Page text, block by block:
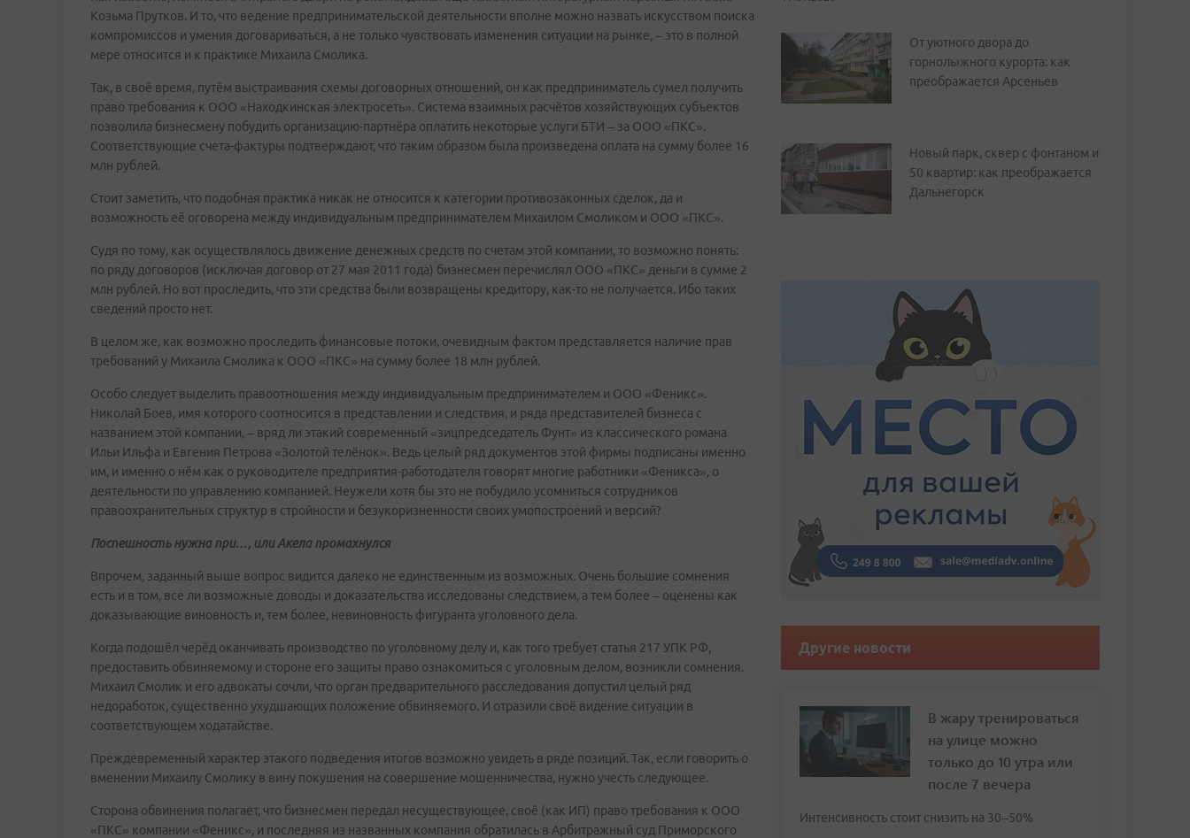
Козьма Прутков. И то, что ведение предпринимательской деятельности вполне можно назвать искусством поиска
компромиссов и умения договариваться, а не только чувствовать изменения ситуации на рынке, – это в полной
мере относится и к практике Михаила Смолика.
Так, в своё время, путём выстраивания схемы договорных отношений, он как предприниматель сумел получить
право требования к ООО «Находкинская электросеть». Система взаимных расчётов хозяйствующих субъектов
позволила бизнесмену побудить организацию-партнёра оплатить некоторые услуги БТИ – за ООО «ПКС».
Соответствующие счета-фактуры подтверждают, что таким образом была произведена оплата на сумму более 16
млн рублей.
Стоит заметить, что подобная практика никак не относится к категории противозаконных сделок, да и
возможность её оговорена между индивидуальным предпринимателем Михаилом Смоликом и ООО «ПКС».
Судя по тому, как осуществлялось движение денежных средств по счетам этой компании, то возможно понять:
по ряду договоров (исключая договор от 27 мая 2011 года) бизнесмен перечислял ООО «ПКС» деньги в сумме 2
млн рублей. Но вот проследить, что эти средства были возвращены кредитору, как-то не получается. Ибо таких
сведений просто нет.
В целом же, как возможно проследить финансовые потоки, очевидным фактом представляется наличие прав
требований у Михаила Смолика к ООО «ПКС» на сумму более 18 млн рублей.
Особо следует выделить правоотношения между индивидуальным предпринимателем и ООО «Феникс».
Николай Боев, имя которого соотносится в представлении и следствия, и ряда представителей бизнеса с
названием этой компании, – вряд ли этакий современный «зицпредседатель Фунт» из классического романа
Ильи Ильфа и Евгения Петрова «Золотой телёнок». Ведь целый ряд документов этой фирмы подписаны именно
им, и именно о нём как о руководителе предприятия-работодателя говорят многие работники «Феникса», о
деятельности по управлению компанией. Неужели хотя бы это не побудило усомниться сотрудников
правоохранительных структур в стройности и безукоризненности своих умопостроений и версий?
Поспешность нужна при…, или Акела промахнулся
Впрочем, заданный выше вопрос видится далеко не единственным из возможных. Очень большие сомнения
есть и в том, все ли возможные доводы и доказательства исследованы следствием, а тем более – оценены как
доказывающие виновность и, тем более, невиновность фигуранта уголовного дела.
Когда подошёл черёд оканчивать производство по уголовному делу и, как того требует статья 217 УПК РФ,
предоставить обвиняемому и стороне его защиты право ознакомиться с уголовным делом, возникли сомнения.
Михаил Смолик и его адвокаты сочли, что орган предварительного расследования допустил целый ряд
недоработок, существенно ухудшающих положение обвиняемого. И отразили своё видение ситуации в
соответствующем ходатайстве.
Преждевременный характер этакого подведения итогов возможно увидеть в ряде позиций. Так, если говорить о
вменении Михаилу Смолику в вину покушения на совершение мошенничества, нужно учесть следующее.
Сторона обвинения полагает, что бизнесмен передал несуществующее, своё (как ИП) право требования к ООО
«ПКС» компании «Феникс», и последняя из названных компания обратилась в Арбитражный суд Приморского
От уютного двора до
горнолыжного курорта: как
преображается Арсеньев
Новый парк, сквер с фонтаном и
50 квартир: как преображается
Дальнегорск
Другие новости
В жару тренироваться
на улице можно
только до 10 утра или
после 7 вечера
Интенсивность стоит снизить на 30–50%